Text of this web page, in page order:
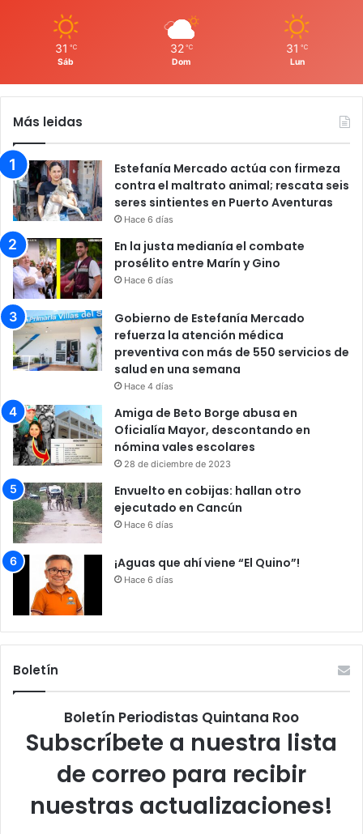
31 ℃
Sáb
32 ℃
Dom
31 ℃
Lun
Más leidas
Estefanía Mercado actúa con firmeza
contra el maltrato animal; rescata seis
seres sintientes en Puerto Aventuras
Hace 6 días
En la justa medianía el combate
prosélito entre Marín y Gino
Hace 6 días
Gobierno de Estefanía Mercado
refuerza la atención médica
preventiva con más de 550 servicios de
salud en una semana
Hace 4 días
Amiga de Beto Borge abusa en
Oficialía Mayor, descontando en
nómina vales escolares
28 de diciembre de 2023
Envuelto en cobijas: hallan otro
ejecutado en Cancún
Hace 6 días
¡Aguas que ahí viene “El Quino”!
Hace 6 días
Boletín
Boletín Periodistas Quintana Roo
Subscríbete a nuestra lista
de correo para recibir
nuestras actualizaciones!